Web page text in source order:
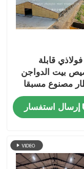
قابلة
بيت الدواجن
مصنوع مسبقا
لسهولة تجميع تربية
إرسال استفسار